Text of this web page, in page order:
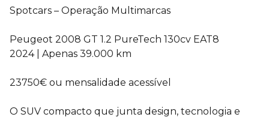
Spotcars – Operação Multimarcas
Peugeot 2008 GT 1.2 PureTech 130cv EAT8
2024 | Apenas 39.000 km
23750€ ou mensalidade acessível
O SUV compacto que junta design, tecnologia e